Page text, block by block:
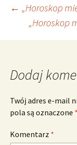
wpisu
← „Horoskop
„Horoskop
Dodaj
Twój adres e-mail
pola są oznaczone *
Komentarz *